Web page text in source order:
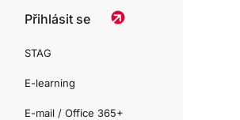
Přihlásit se
STAG
E-learning
E-mail / Office 365+